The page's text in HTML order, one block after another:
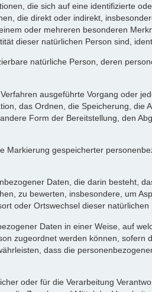
die sich auf eine identifizierte
die direkt oder indirekt,
oder mehreren besonderen
dieser natürlichen Person sind,
natürliche Person, deren
ausgeführte Vorgang oder
das Ordnen, die Speicherung, die
Form der Bereitstellung, den
gespeicherter
Daten, die darin besteht,
zu bewerten, insbesondere, um
oder Ortswechsel dieser
Daten in einer Weise, auf
zugeordnet werden können,
dass die
oder für die Verarbeitung